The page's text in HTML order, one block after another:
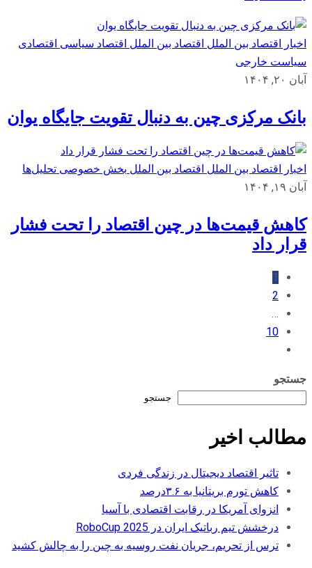
اخبار اقتصاد بین الملل اقتصاد بین الملل اقتصاد سیاسی اقتصادی
سیاست خارجی
آبان ۲۰, ۱۴۰۴
بانک مرکزی چین به دنبال تقویت جایگاه یوان
اخبار اقتصاد بین الملل اقتصاد بین الملل بخش خصوصی تحلیل‌ها
آبان ۱۹, ۱۴۰۴
کاهش قیمت‌ها در چین اقتصاد را تحت فشار
قرار داد
1
2
…
10
جستجو
جستجو
مطالب اخیر
تاثیر اقتصاد دیجیتال در زندگی فردی
کاهش تورم بریتانیا به ۳.۶درصد
انزوای آمریکا در رقابت اقتصادی با آسیا
درخشش تیم رباتیک ایران در RoboCup 2025
ترس از تحریم، جریان نفت روسیه به چین را به چالش کشید